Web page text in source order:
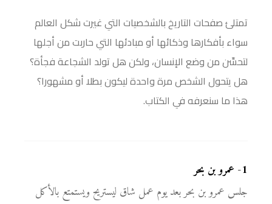
تمتلئ صفحات التاريخ بالشخصيات التي غيرت شكل العالم
سواء بأفكارها وذكائها أو مبادئها التي حاربت من أجلها
لتحسِّن من وضع الإنسان، ولكن هل تولد الشجاعة فجأة؟
هل يتحول الشخص مرة واحدة ليكون بطلا أو مشهورا؟
هذا ما سنعرفه في الكتاب.
1
- عمرو بن بحر
جلس عمرو بن بحر بعد يوم عمل شاق ليستريح ويستمتع بالأكل